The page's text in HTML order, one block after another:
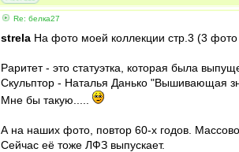
Re: белка27
strela На фото моей коллекции стр.3 (3 фото
Раритет - это статуэтка, которая была
Скульптор - Наталья Данько "Вышивающая
Мне бы такую.....
А на наших фото, повтор 60-х годов.
Сейчас её тоже ЛФЗ выпускает.